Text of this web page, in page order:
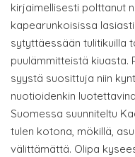
kirjaimellisesti polttanut
kapearunkoisissa
sytyttäessään tulitikuilla
puulämmitteistä
syystä suosittuja niin
nuotioidenkin
Suomessa suunniteltu
tulen kotona, mökillä,
välittämättä. Olipa